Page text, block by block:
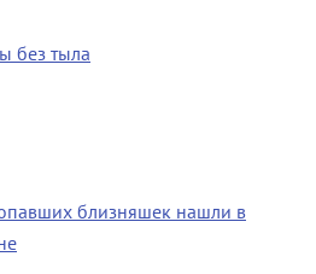
без тыла
близняшек нашли в